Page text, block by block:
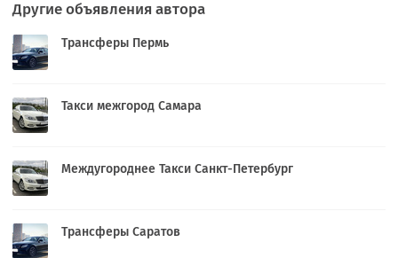
Другие объявления автора
Трансферы Пермь
Такси межгород Самара
Междугороднее Такси Санкт-Петербург
Трансферы Саратов